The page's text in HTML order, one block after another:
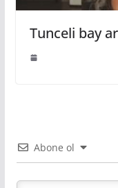
Tunceli bay
Abone ol